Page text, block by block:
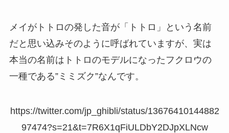
メイがトトロの発した音が「トトロ」という名前
だと思い込みそのように呼ばれていますが、実は
本当の名前はトトロのモデルになったフクロウの
一種である”ミミズク”なんです。
https://twitter.com/jp_ghibli/status/13676410144882
97474?s=21&t=7R6X1qFiULDbY2DJpXLNcw